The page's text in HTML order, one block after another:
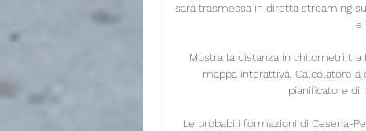
sarà trasmessa in diretta streaming
e
Mostra la distanza in chilometri tra
mappa interattiva. Calcolatore
pianificatore di
Le probabili formazioni di Cesena-